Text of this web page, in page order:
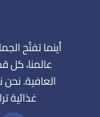
أينما تفتّح
عالمنا،
العافية.
غذائية